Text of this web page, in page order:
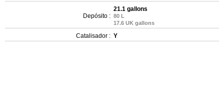
Depósito :
21.1 gallons
80 L
17.6 UK gallons
Catalisador : Y